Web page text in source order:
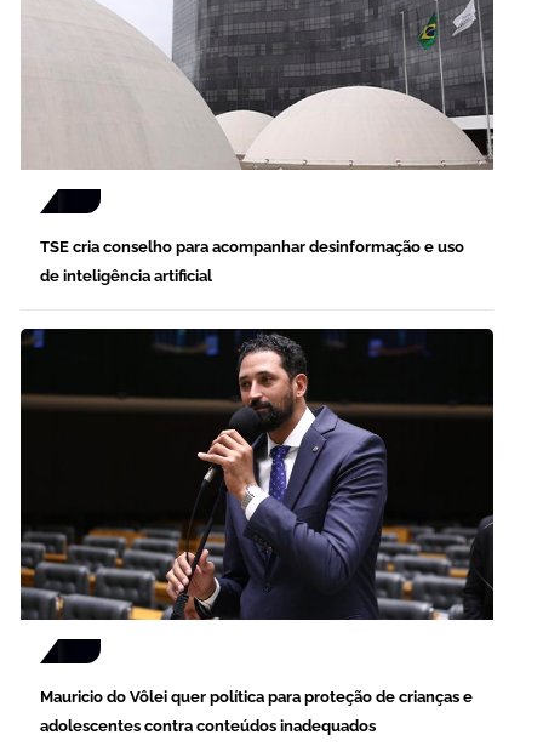
TSE cria conselho para acompanhar desinformação e uso
de inteligência artificial
Mauricio do Vôlei quer política para proteção de crianças e
adolescentes contra conteúdos inadequados